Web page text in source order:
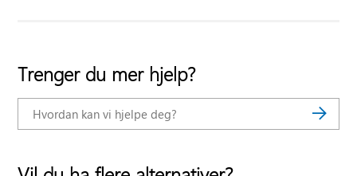
Trenger du mer hjelp?